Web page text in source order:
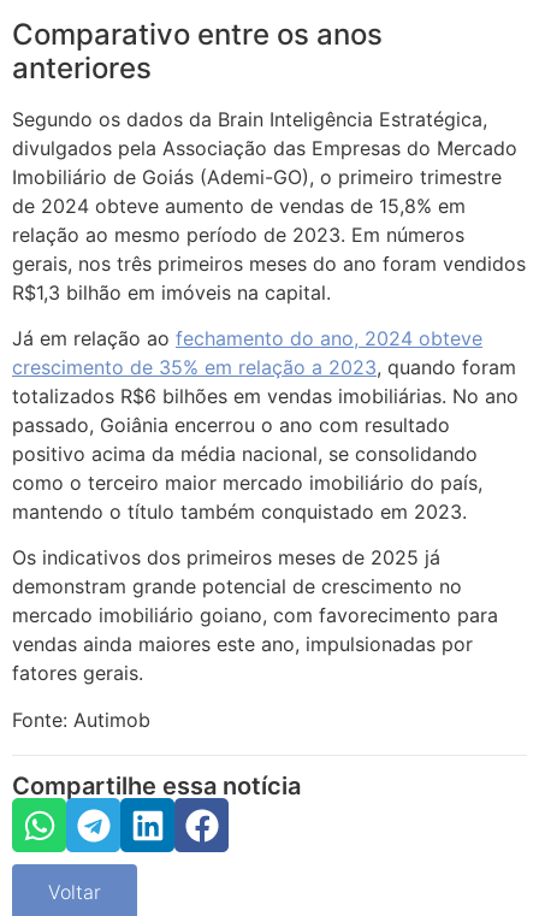
Comparativo entre os anos
anteriores
Segundo os dados da Brain Inteligência Estratégica,
divulgados pela Associação das Empresas do Mercado
Imobiliário de Goiás (Ademi-GO), o primeiro trimestre
de 2024 obteve aumento de vendas de 15,8% em
relação ao mesmo período de 2023. Em números
gerais, nos três primeiros meses do ano foram vendidos
R$1,3 bilhão em imóveis na capital.
Já em relação ao fechamento do ano, 2024 obteve
crescimento de 35% em relação a 2023, quando foram
totalizados R$6 bilhões em vendas imobiliárias. No ano
passado, Goiânia encerrou o ano com resultado
positivo acima da média nacional, se consolidando
como o terceiro maior mercado imobiliário do país,
mantendo o título também conquistado em 2023.
Os indicativos dos primeiros meses de 2025 já
demonstram grande potencial de crescimento no
mercado imobiliário goiano, com favorecimento para
vendas ainda maiores este ano, impulsionadas por
fatores gerais.
Fonte: Autimob
Compartilhe essa notícia
Voltar